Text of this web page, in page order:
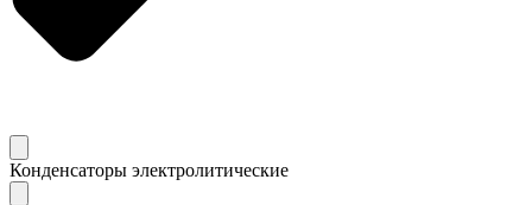
Конденсаторы электролитические